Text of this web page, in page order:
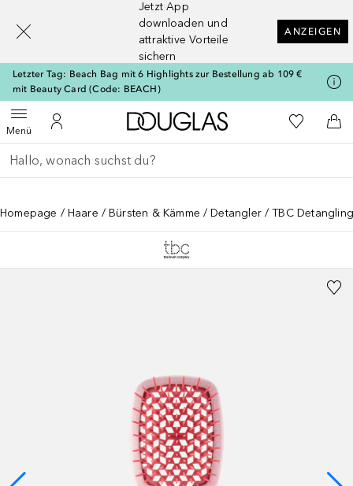
Jetzt App
downloaden und
attraktive Vorteile
sichern
ANZEIGEN
Letzter Tag: Beach Bag mit 6 Highlights zur Bestellung ab 109 €
mit Beauty Card (Code: BEACH)
MenüMenü öffnenZu Meinem Kundenkonto
Zur Douglas Startseite
Zu Meiner
Gehe zurück
Suche ausführen
Homepage Haare Bürsten & Kämme Detangler TBC
[navigation.slideout.screenreader]